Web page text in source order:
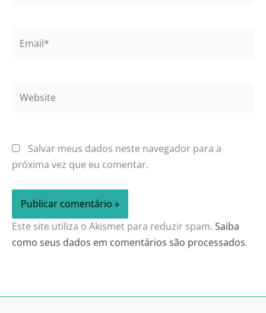
Salvar meus dados neste navegador para a
próxima vez que eu comentar.
Este site utiliza o Akismet para reduzir spam. Saiba
como seus dados em comentários são processados.